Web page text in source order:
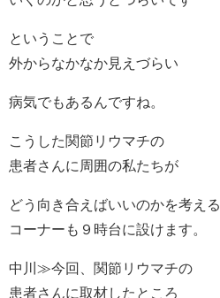
ということで
外からなかなか見えづらい
病気でもあるんですね。
こうした関節リウマチの
患者さんに周囲の私たちが
どう向き合えばいいのかを考える
コーナーも９時台に設けます。
中川≫今回、関節リウマチの
患者さんに取材したところ